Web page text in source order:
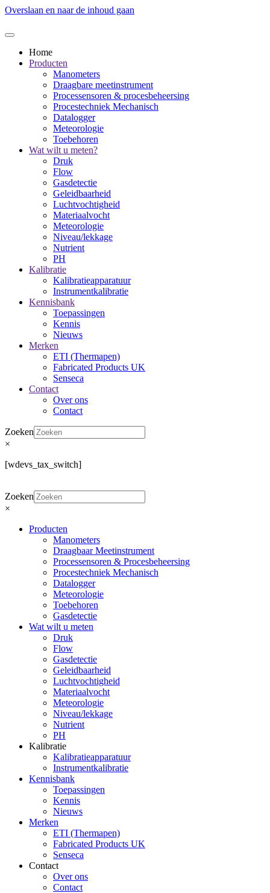
Overslaan en naar de inhoud gaan
Home
Producten
Manometers
Draagbare meetinstrument
Processensoren & procesbeheersing
Procestechniek Mechanisch
Datalogger
Meteorologie
Toebehoren
Wat wilt u meten?
Druk
Flow
Gasdetectie
Geleidbaarheid
Luchtvochtigheid
Materiaalvocht
Meteorologie
Niveau/lekkage
Nutrient
PH
Kalibratie
Kalibratieapparatuur
Instrumentkalibratie
Kennisbank
Toepassingen
Kennis
Nieuws
Merken
ETI (Thermapen)
Fabricated Products UK
Senseca
Contact
Over ons
Contact
Zoeken
×
[wdevs_tax_switch]
Zoeken
×
Producten
Manometers
Draagbaar Meetinstrument
Processensoren & Procesbeheersing
Procestechniek Mechanisch
Datalogger
Meteorologie
Toebehoren
Gasdetectie
Wat wilt u meten
Druk
Flow
Gasdetectie
Geleidbaarheid
Luchtvochtigheid
Materiaalvocht
Meteorologie
Niveau/lekkage
Nutrient
PH
Kalibratie
Kalibratieapparatuur
Instrumentkalibratie
Kennisbank
Toepassingen
Kennis
Nieuws
Merken
ETI (Thermapen)
Fabricated Products UK
Senseca
Contact
Over ons
Contact